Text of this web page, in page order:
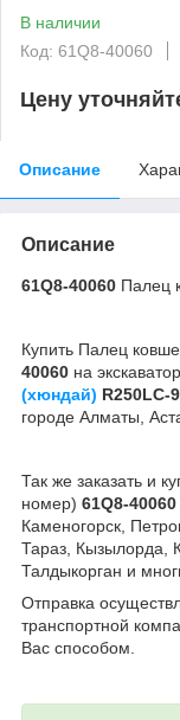
В наличии
Код: 61Q8-40060
Цену
Описание
Описание
61Q8-40060 Палец
Купить Палец
40060 на
(хюндай) R250LC-
городе Алматы,
Так же заказать и
номер) 61Q8-40060
Каменогорск,
Тараз, Кызылорда,
Талдыкорган и
Отправка
транспортной
Вас способом